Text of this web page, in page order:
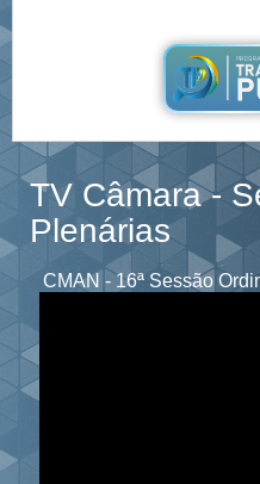
TV Câmara -
Plenárias